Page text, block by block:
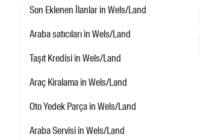
Son Eklenen İlanlar in Wels/Land
Araba satıcıları in Wels/Land
Taşıt Kredisi in Wels/Land
Araç Kiralama in Wels/Land
Oto Yedek Parça in Wels/Land
Araba Servisi in Wels/Land